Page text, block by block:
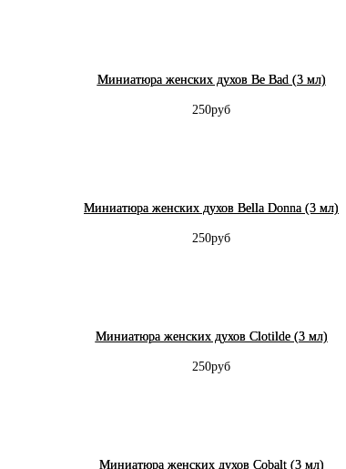
Миниатюра женских духов Be Bad (3 мл)
250руб
Миниатюра женских духов Bella Donna (3 мл)
250руб
Миниатюра женских духов Clotilde (3 мл)
250руб
Миниатюра женских духов Cobalt (3 мл)